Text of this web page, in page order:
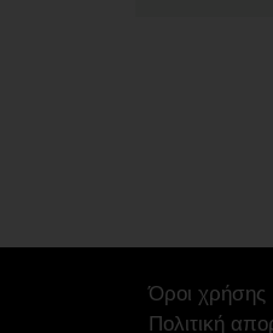
Όροι χρήσης
Πολιτική